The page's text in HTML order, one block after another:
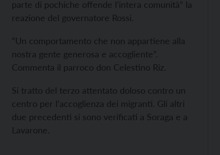
parte di pochiche offende l’intera comunità” la
reazione del governatore Rossi.
“Un comportamento che non appartiene alla
nostra gente generosa e accogliente”.
Commenta il parroco don Celestino Riz.
Si tratto del terzo attentato doloso contro un
centro per l’accoglienza dei migranti. Gli altri
due precedenti si sono verificati a Soraga e a
Lavarone.